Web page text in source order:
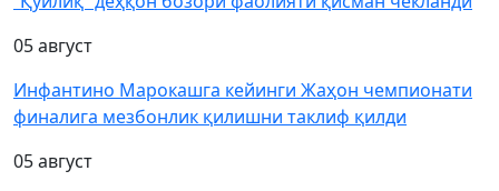
05 август
Инфантино Марокашга кейинги Жаҳон чемпионати
финалига мезбонлик қилишни таклиф қилди
05 август